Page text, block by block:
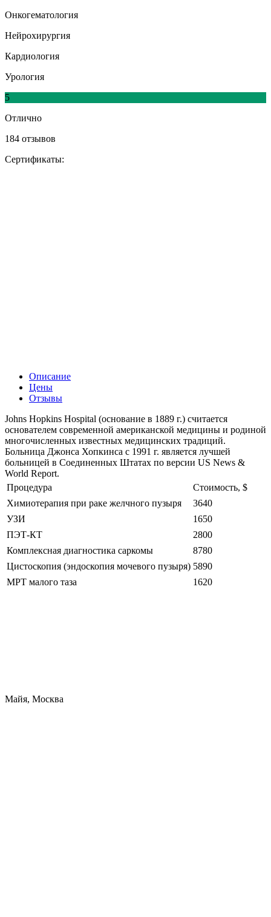
Онкогематология
Нейрохирургия
Кардиология
Урология
5
Отлично
184 отзывов
Сертификаты:
Описание
Цены
Отзывы
Johns Hopkins Hospital (основание в 1889 г.) считается
основателем современной американской медицины и родиной
многочисленных известных медицинских традиций.
Больница Джонса Хопкинса с 1991 г. является лучшей
больницей в Соединенных Штатах по версии US News &
World Report.
Процедура
Стоимость, $
Химиотерапия при раке желчного пузыря
3640
УЗИ
1650
ПЭТ-КТ
2800
Комплексная диагностика саркомы
8780
Цистоскопия (эндоскопия мочевого пузыря) 5890
МРТ малого таза
1620
Майя, Москва